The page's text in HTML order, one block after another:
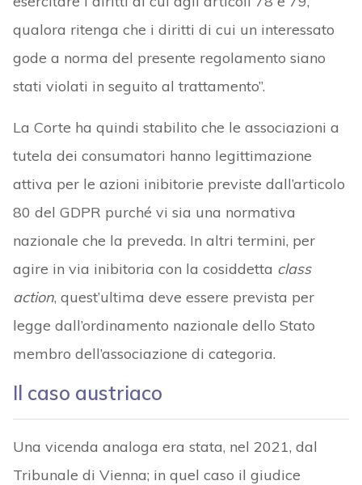
qualora ritenga che i diritti di cui un interessato
gode a norma del presente regolamento siano
stati violati in seguito al trattamento”.
La Corte ha quindi stabilito che le associazioni a
tutela dei consumatori hanno legittimazione
attiva per le azioni inibitorie previste dall’articolo
80 del GDPR purché vi sia una normativa
nazionale che la preveda. In altri termini, per
agire in via inibitoria con la cosiddetta class
action, quest’ultima deve essere prevista per
legge dall’ordinamento nazionale dello Stato
membro dell’associazione di categoria.
Il caso austriaco
Una vicenda analoga era stata, nel 2021, dal
Tribunale di Vienna; in quel caso il giudice